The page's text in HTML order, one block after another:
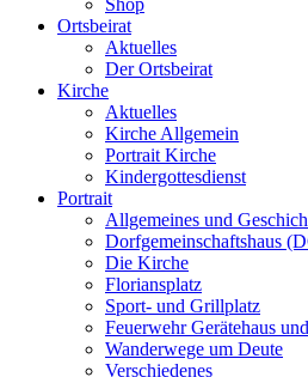
Shop
Ortsbeirat
Aktuelles
Der Ortsbeirat
Kirche
Aktuelles
Kirche Allgemein
Portrait Kirche
Kindergottesdienst
Portrait
Allgemeines und
Dorfgemeinschaftshaus
Die Kirche
Floriansplatz
Sport- und Grillplatz
Feuerwehr Gerätehaus
Wanderwege um Deute
Verschiedenes